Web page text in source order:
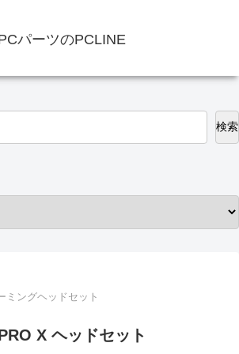
パーツのPCLINE
検索
ミングヘッドセット
X ヘッドセット